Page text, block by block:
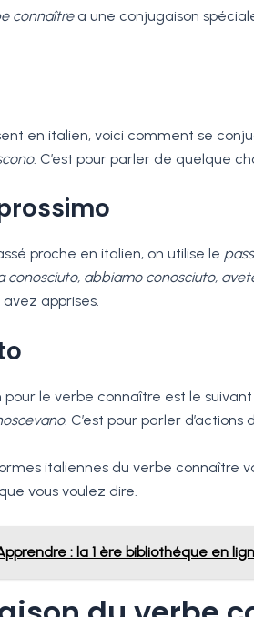
connaîtrea une conjugaison
en italien, voici comment se
. C’est pour parler de quelque
proche en italien, on utilise le
conosciuto, abbiamo conosciuto,
apprises.
le verbe connaître est le suivant
. C’est pour parler d’actions
italiennes du verbe connaître
vous voulez dire.
: la 1 ère bibliothéque en